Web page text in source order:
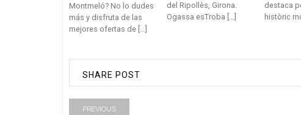
Montmeló? No lo dudes
más y disfruta de las
mejores ofertas de […]
del Ripollès, Girona.
Ogassa esTroba […]
destaca
històric
SHARE POST
PREVIOUS